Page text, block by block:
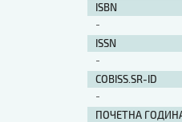
Упутство ауторима
Упутство уредницима
Изјава о ауторству
Изјава о лектури
Изјава о коришћењу
Упутство за бирање
Уговор са аутором
ISBN
-
ISSN
-
COBISS.SR-ID
-
ПОЧЕТНА ГОДИНА